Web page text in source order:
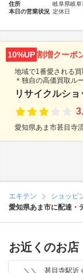
住所
岐阜県岐阜
本日の営業状況 定休日
10%UP割増クーポ
地域で1番愛される
＊独自の高価買取ル
リサイクルシ
愛知県あま市甚目寺
エキテン ショッピ
愛知県あま市に配達・
お近くのお店
＼＼ 甚目寺駅近